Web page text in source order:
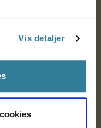
Vis detaljer